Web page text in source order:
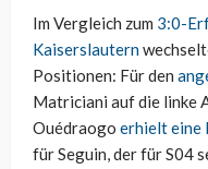
Im Vergleich zum 3:0-
Kaiserslautern
Positionen: Für den
Matriciani auf die linke
Ouédraogo erhielt eine
für Seguin, der für S04